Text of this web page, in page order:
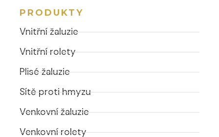
PRODUKTY
Vnitřní žaluzie
Vnitřní rolety
Plisé žaluzie
Sítě proti hmyzu
Venkovní žaluzie
Venkovní rolety